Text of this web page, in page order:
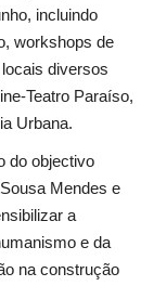
incluindo
workshops de
diversos
Teatro Paraíso,
Urbana.
do objectivo
Mendes e
a
e da
na construção